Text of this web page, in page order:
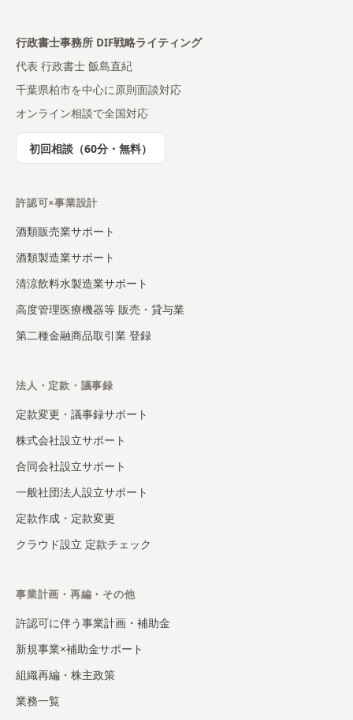
行政書士事務所 DIF戦略ライティング
代表 行政書士 飯島直紀
千葉県柏市を中心に原則面談対応
オンライン相談で全国対応
初回相談（60分・無料）
許認可×事業設計
酒類販売業サポート
酒類製造業サポート
清涼飲料水製造業サポート
高度管理医療機器等 販売・貸与業
第二種金融商品取引業 登録
法人・定款・議事録
定款変更・議事録サポート
株式会社設立サポート
合同会社設立サポート
一般社団法人設立サポート
定款作成・定款変更
クラウド設立 定款チェック
事業計画・再編・その他
許認可に伴う事業計画・補助金
新規事業×補助金サポート
組織再編・株主政策
業務一覧